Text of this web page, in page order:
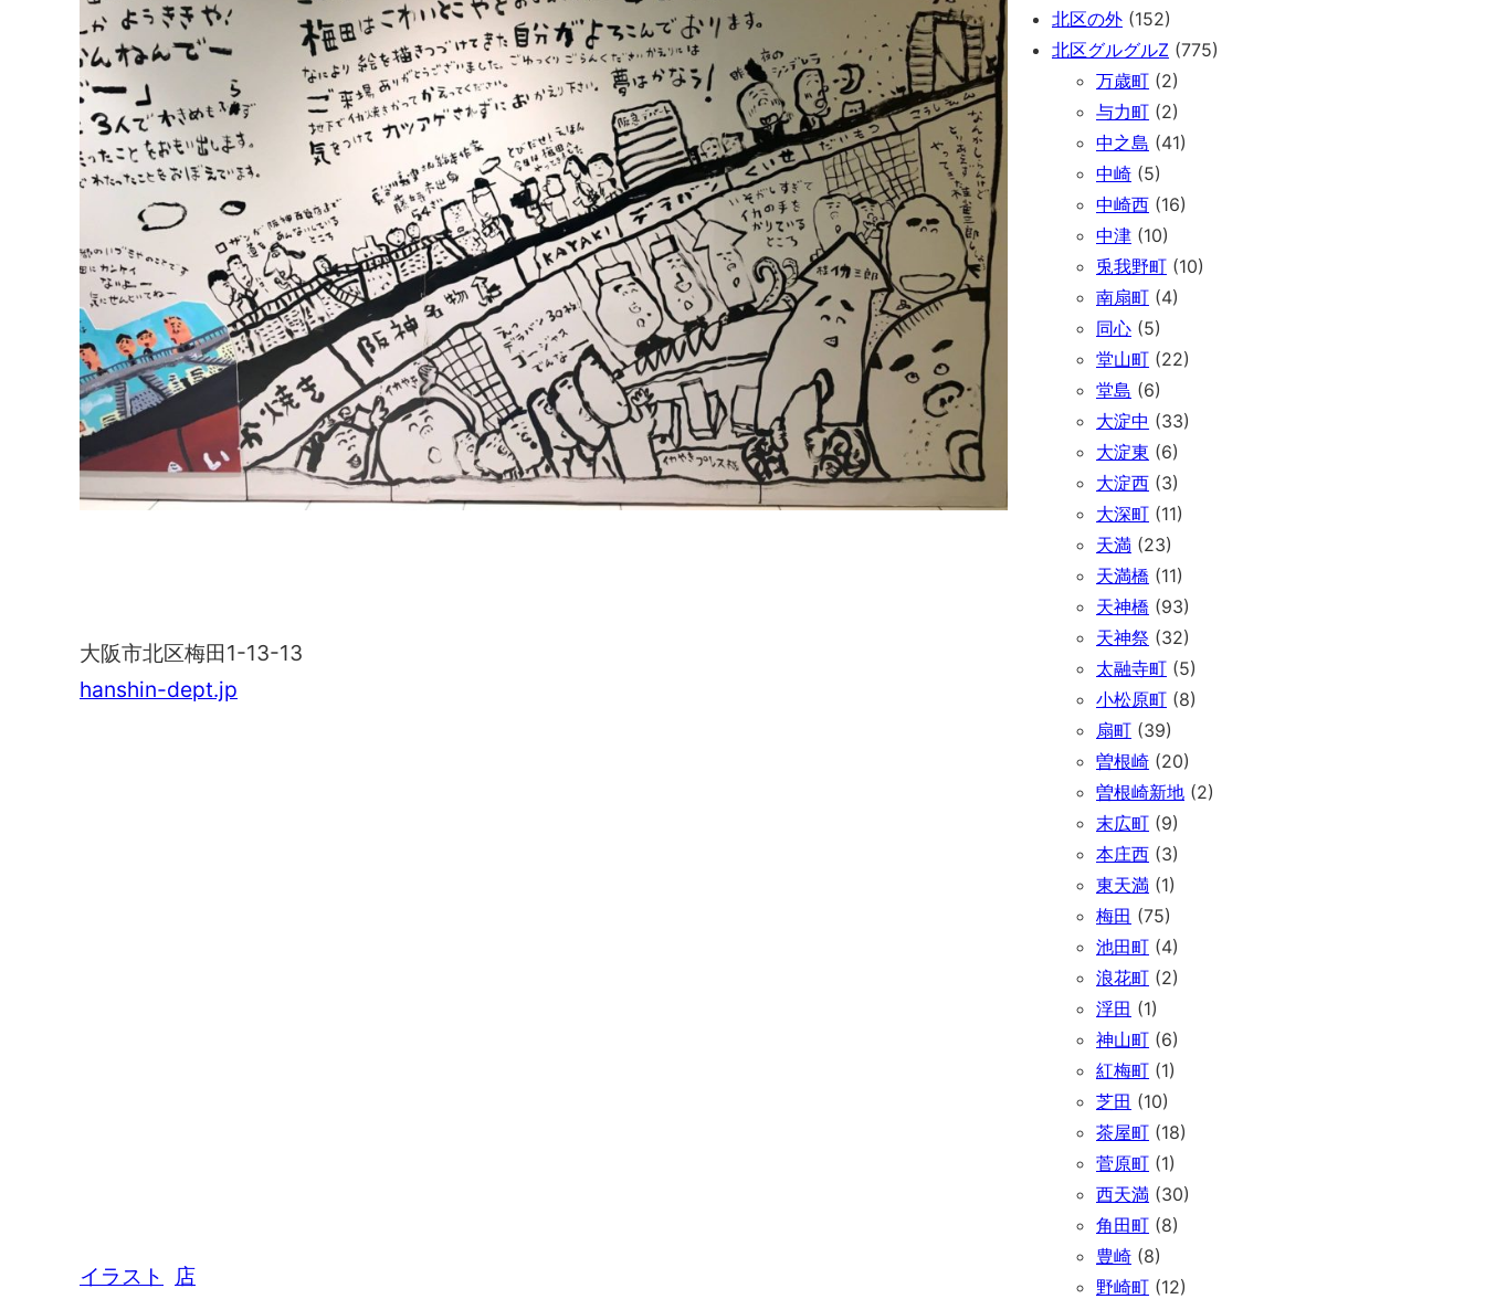
大阪市北区梅田1-13-13
hanshin-dept.jp
イラスト 店
北区の外 (152)
北区グルグルZ (775)
万歳町 (2)
与力町 (2)
中之島 (41)
中崎 (5)
中崎西 (16)
中津 (10)
兎我野町 (10)
南扇町 (4)
同心 (5)
堂山町 (22)
堂島 (6)
大淀中 (33)
大淀東 (6)
大淀西 (3)
大深町 (11)
天満 (23)
天満橋 (11)
天神橋 (93)
天神祭 (32)
太融寺町 (5)
小松原町 (8)
扇町 (39)
曽根崎 (20)
曽根崎新地 (2)
末広町 (9)
本庄西 (3)
東天満 (1)
梅田 (75)
池田町 (4)
浪花町 (2)
浮田 (1)
神山町 (6)
紅梅町 (1)
芝田 (10)
茶屋町 (18)
菅原町 (1)
西天満 (30)
角田町 (8)
豊崎 (8)
野崎町 (12)